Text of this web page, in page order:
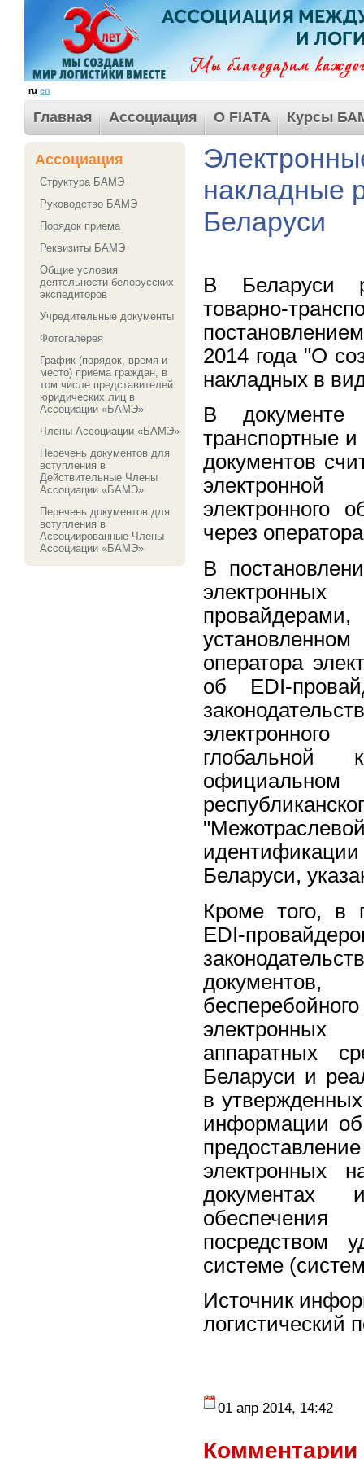
ru en
Главная Ассоциация О FIATA Курсы
Ассоциация
Структура БАМЭ
Руководство БАМЭ
Порядок приема
Реквизиты БАМЭ
Общие условия
деятельности белорусских
экспедиторов
Учредительные документы
Фотогалерея
График (порядок, время и
место) приема граждан, в
том числе представителей
юридических лиц в
Ассоциации «БАМЭ»
Члены Ассоциации «БАМЭ»
Перечень документов для
вступления в
Действительные Члены
Ассоциации «БАМЭ»
Перечень документов для
вступления в
Ассоциированные Члены
Ассоциации «БАМЭ»
накладные
Беларуси
В Беларуси
товарно-
2014 года "О
накладных в
В документе
транспортные
документов
электронного
через
В
оператора
об EDI-
глобальной
Беларуси,
Кроме того, в
EDI-
документов,
аппаратных
Беларуси и
в
информации об
электронных
документах
обеспечения
посредством
системе
Источник
логистический
01 апр 2014, 14:42
Комментарии